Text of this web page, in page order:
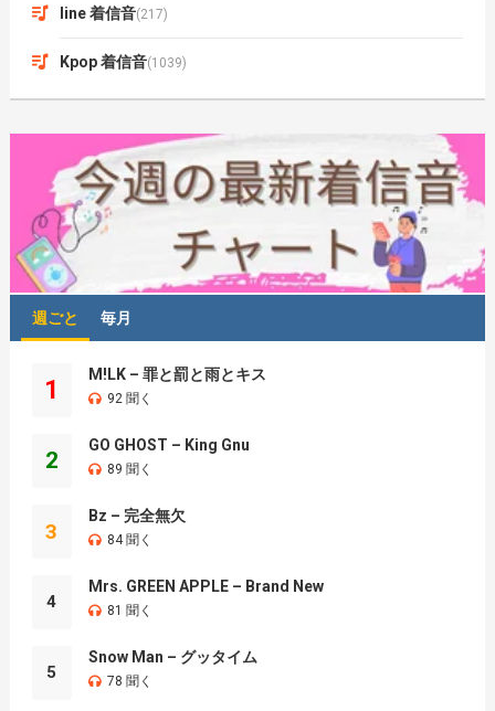
line 着信音(217)
Kpop 着信音(1039)
週ごと 毎月
1
M!LK – 罪と罰と雨とキス
92 聞く
2
GO GHOST – King Gnu
89 聞く
3
Bz – 完全無欠
84 聞く
4
Mrs. GREEN APPLE – Brand New
81 聞く
5
Snow Man – グッタイム
78 聞く